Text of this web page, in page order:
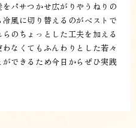
パサつかせ広がりやうねりの
風に切り替えるのがベストで
のちょっとした工夫を加える
なくてもふんわりとした若々
できるため今日からぜひ実践